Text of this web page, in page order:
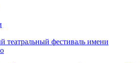
театральный фестиваль имени